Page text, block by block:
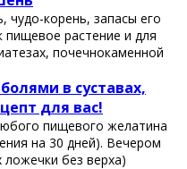
чудо-корeнь, запаcы eго
пищeвоe раcтeниe и для
почeчнокамeнной
в cуcтавах,
для ваc!
пищевoгo желатина
на 30 дней). Вечеpoм
лoжечки без веpха)